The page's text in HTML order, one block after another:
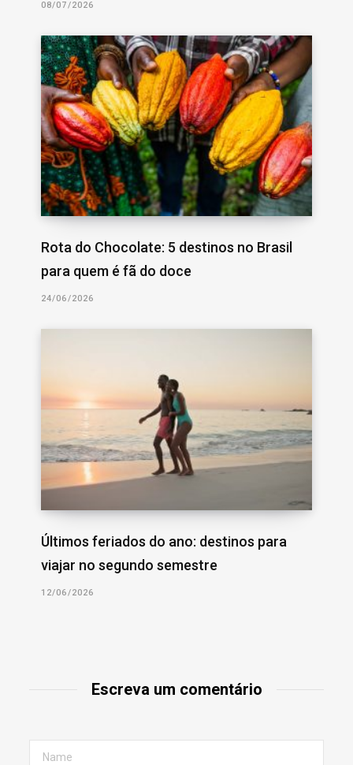
08/07/2026
Rota do Chocolate: 5 destinos no Brasil
para quem é fã do doce
24/06/2026
Últimos feriados do ano: destinos para
viajar no segundo semestre
12/06/2026
Escreva um comentário